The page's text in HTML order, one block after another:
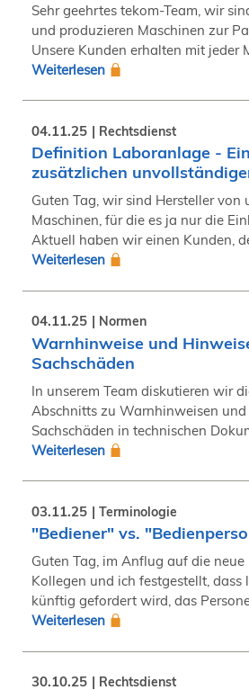
Sehr geehrtes tekom-Team, wir
und produzieren Maschinen zur
Unsere Kunden erhalten mit jeder
Weiterlesen
04.11.25 Rechtsdienst
Definition Laboranlage -
zusätzlichen
Guten Tag, wir sind Hersteller von
Maschinen, für die es ja nur die
Aktuell haben wir einen Kunden,
Weiterlesen
04.11.25 Normen
Warnhinweise und
Sachschäden
In unserem Team diskutieren wir
Abschnitts zu Warnhinweisen
Sachschäden in technischen
Weiterlesen
03.11.25 Terminologie
"Bediener" vs.
Guten Tag, im Anflug auf die
Kollegen und ich festgestellt, dass
künftig gefordert wird, das
Weiterlesen
30.10.25 Rechtsdienst